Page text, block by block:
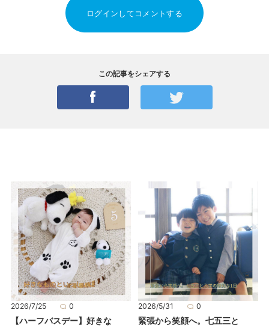
ログインしてコメントする
この記事をシェアする
2026/7/25 0
【ハーフバスデー】好きな
2026/5/31 0
緊張から笑顔へ。七五三と